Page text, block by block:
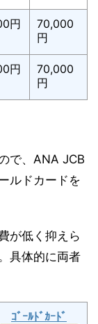
円
70,000
円
円
70,000
円
で、ANA JCB
ルドカードを
が低く抑えら
具体的に両者
ｺﾞｰﾙﾄﾞｶｰﾄﾞ